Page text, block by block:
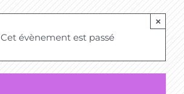
Cet évènement est passé
×